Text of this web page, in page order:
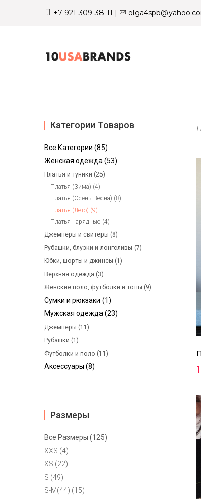
+7-921-309-38-11 |
Категории Товаров
Все Категории (85)
Женская одежда (53)
Платья и туники (25)
Платья (Зима) (4)
Платья (Осень-Весна) (8)
Платья (Лето) (9)
Платья нарядные (4)
Джемперы и свитеры (8)
Рубашки, блузки и лонгсливы (7)
Юбки, шорты и джинсы (1)
Верхняя одежда (3)
Женские поло, футболки и топы (9)
Сумки и рюкзаки (1)
Мужская одежда (23)
Джемперы (11)
Рубашки (1)
Футболки и поло (11)
Аксессуары (8)
Размеры
Все Размеры (125)
XXS (4)
XS (22)
S (49)
S-M(44) (15)